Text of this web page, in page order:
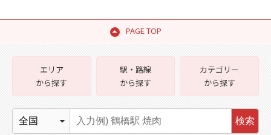
PAGE TOP
エリア
から探す
駅・路線
から探す
カテゴリー
から探す
検索